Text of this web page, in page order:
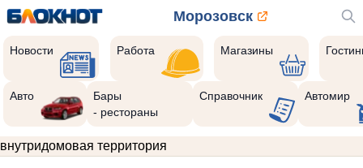
Морозовск
Новости Работа Магазины
Авто
Бары
- рестораны
Справочник Автомир
внутридомовая территория